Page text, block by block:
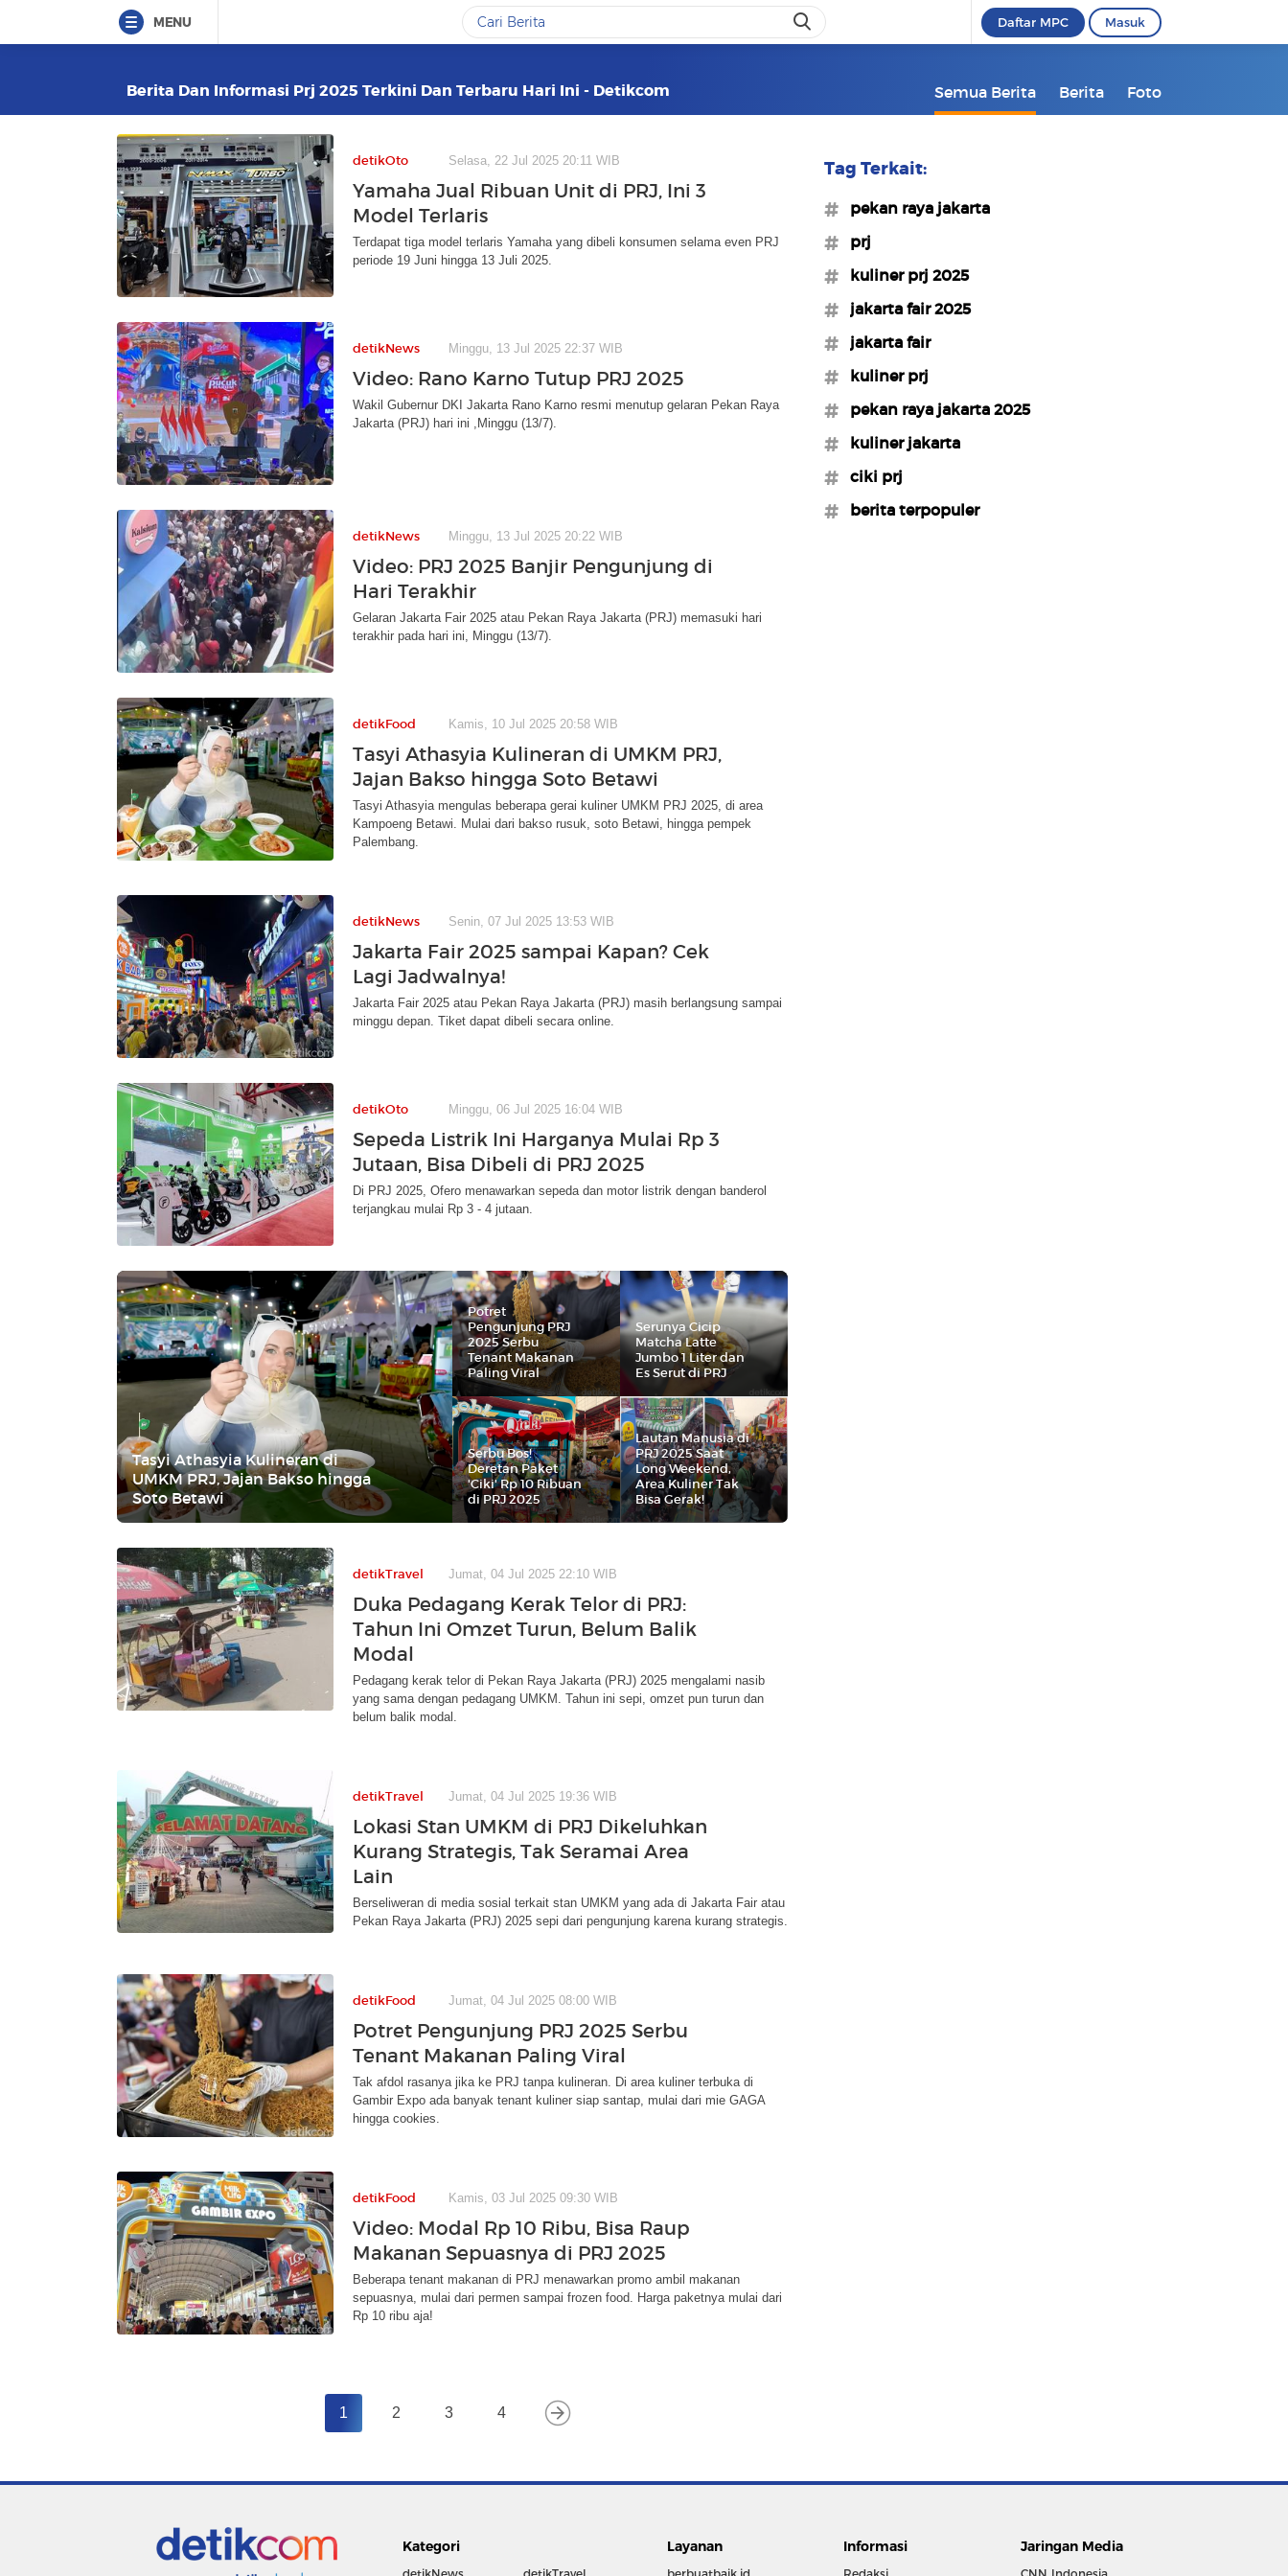
MENU Daftar MPC Masuk
Berita Dan Informasi Prj 2025 Terkini Dan Terbaru Hari Ini - Detikcom Semua Berita Berita Foto
detikOto Selasa, 22 Jul 2025 20:11 WIB
Yamaha Jual Ribuan Unit di PRJ, Ini 3
Model Terlaris
Terdapat tiga model terlaris Yamaha yang dibeli konsumen selama even PRJ
periode 19 Juni hingga 13 Juli 2025.
detikNews Minggu, 13 Jul 2025 22:37 WIB
Video: Rano Karno Tutup PRJ 2025
Wakil Gubernur DKI Jakarta Rano Karno resmi menutup gelaran Pekan Raya
Jakarta (PRJ) hari ini ,Minggu (13/7).
detikNews Minggu, 13 Jul 2025 20:22 WIB
Video: PRJ 2025 Banjir Pengunjung di
Hari Terakhir
Gelaran Jakarta Fair 2025 atau Pekan Raya Jakarta (PRJ) memasuki hari
terakhir pada hari ini, Minggu (13/7).
detikFood Kamis, 10 Jul 2025 20:58 WIB
Tasyi Athasyia Kulineran di UMKM PRJ,
Jajan Bakso hingga Soto Betawi
Tasyi Athasyia mengulas beberapa gerai kuliner UMKM PRJ 2025, di area
Kampoeng Betawi. Mulai dari bakso rusuk, soto Betawi, hingga pempek
Palembang.
detikNews Senin, 07 Jul 2025 13:53 WIB
Jakarta Fair 2025 sampai Kapan? Cek
Lagi Jadwalnya!
Jakarta Fair 2025 atau Pekan Raya Jakarta (PRJ) masih berlangsung sampai
minggu depan. Tiket dapat dibeli secara online.
detikOto Minggu, 06 Jul 2025 16:04 WIB
Sepeda Listrik Ini Harganya Mulai Rp 3
Jutaan, Bisa Dibeli di PRJ 2025
Di PRJ 2025, Ofero menawarkan sepeda dan motor listrik dengan banderol
terjangkau mulai Rp 3 - 4 jutaan.
Tasyi Athasyia Kulineran di
UMKM PRJ, Jajan Bakso hingga
Soto Betawi
Potret
Pengunjung PRJ
2025 Serbu
Tenant Makanan
Paling Viral
Serunya Cicip
Matcha Latte
Jumbo 1 Liter dan
Es Serut di PRJ
Serbu Bos!
Deretan Paket
'Ciki' Rp 10 Ribuan
di PRJ 2025
Lautan Manusia di
PRJ 2025 Saat
Long Weekend,
Area Kuliner Tak
Bisa Gerak!
detikTravel Jumat, 04 Jul 2025 22:10 WIB
Duka Pedagang Kerak Telor di PRJ:
Tahun Ini Omzet Turun, Belum Balik
Modal
Pedagang kerak telor di Pekan Raya Jakarta (PRJ) 2025 mengalami nasib
yang sama dengan pedagang UMKM. Tahun ini sepi, omzet pun turun dan
belum balik modal.
detikTravel Jumat, 04 Jul 2025 19:36 WIB
Lokasi Stan UMKM di PRJ Dikeluhkan
Kurang Strategis, Tak Seramai Area
Lain
Berseliweran di media sosial terkait stan UMKM yang ada di Jakarta Fair atau
Pekan Raya Jakarta (PRJ) 2025 sepi dari pengunjung karena kurang strategis.
detikFood Jumat, 04 Jul 2025 08:00 WIB
Potret Pengunjung PRJ 2025 Serbu
Tenant Makanan Paling Viral
Tak afdol rasanya jika ke PRJ tanpa kulineran. Di area kuliner terbuka di
Gambir Expo ada banyak tenant kuliner siap santap, mulai dari mie GAGA
hingga cookies.
detikFood Kamis, 03 Jul 2025 09:30 WIB
Video: Modal Rp 10 Ribu, Bisa Raup
Makanan Sepuasnya di PRJ 2025
Beberapa tenant makanan di PRJ menawarkan promo ambil makanan
sepuasnya, mulai dari permen sampai frozen food. Harga paketnya mulai dari
Rp 10 ribu aja!
1 2 3 4
Tag Terkait:
#pekan raya jakarta
#prj
#kuliner prj 2025
#jakarta fair 2025
#jakarta fair
#kuliner prj
#pekan raya jakarta 2025
#kuliner jakarta
#ciki prj
#berita terpopuler
Kategori Layanan Informasi Jaringan Media